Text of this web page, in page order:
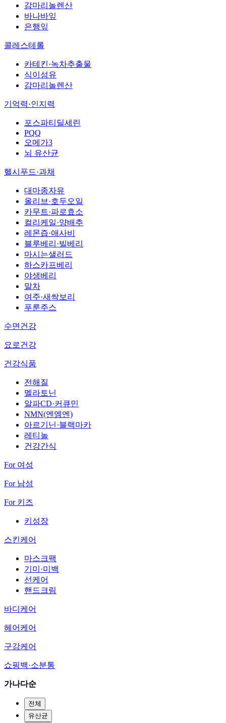
감마리놀렌산
바나바잎
은행잎
콜레스테롤
카테킨·녹차추출물
식이섬유
감마리놀렌산
기억력·인지력
포스파티딜세린
PQQ
오메가3
뇌 유산균
헬시푸드·과채
대마종자유
올리브·호두오일
카무트·파로효소
컬리케일·양배추
레몬즙·애사비
블루베리·빌베리
마시는샐러드
하스카프베리
야생베리
말차
여주·새싹보리
푸룬주스
수면건강
요로건강
건강식품
전해질
멜라토닌
알파CD·커큐민
NMN(엔엠엔)
아르기닌·블랙마카
레티놀
건강간식
For 여성
For 남성
For 키즈
키성장
스킨케어
마스크팩
기미·미백
선케어
핸드크림
바디케어
헤어케어
구강케어
쇼핑백·소분통
가나다순
전체
유산균